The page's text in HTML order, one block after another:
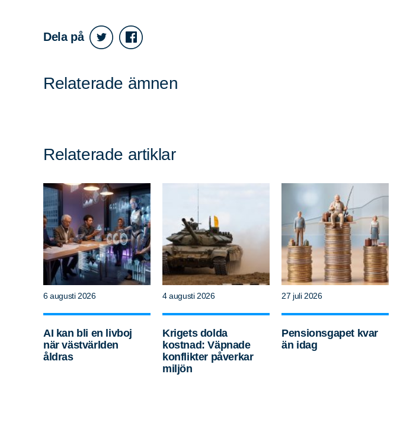
Dela på
Relaterade ämnen
Relaterade artiklar
6 augusti 2026
AI kan bli en livboj
när västvärlden
åldras
4 augusti 2026
Krigets dolda
kostnad: Väpnade
konflikter påverkar
miljön
27 juli 2026
Pensionsgapet kvar
än idag